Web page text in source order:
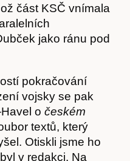
část KSČ vnímala
jako ránu pod
pokračování
vojsky se pak
o českém
textů, který
Otiskli jsme ho
v redakci. Na